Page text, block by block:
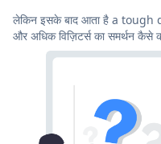
लेकिन इसके बाद आता है a
और अधिक विज़िटर्स का समर्थन कैसे